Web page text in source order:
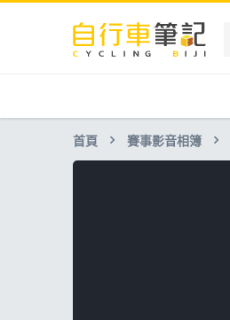
首頁 賽事影音相簿